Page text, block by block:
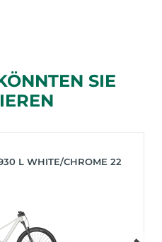
SIE
L WHITE/CHROME 22